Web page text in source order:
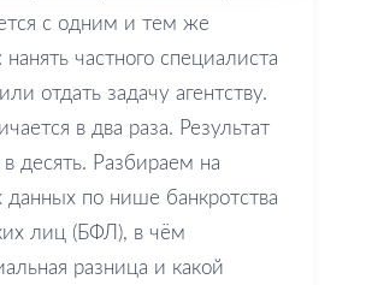
с одним и тем же
частного специалиста
отдать задачу агентству.
в два раза. Результат
десять. Разбираем на
данных по нише банкротства
лиц (БФЛ), в чём
разница и какой